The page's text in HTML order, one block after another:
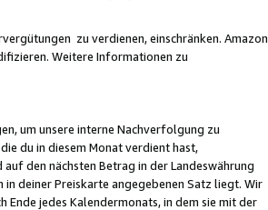
zu verdienen, einschränken. Amazon
Weitere Informationen zu
um unsere interne Nachverfolgung zu
du in diesem Monat verdient hast,
den nächsten Betrag in der Landeswährung
deiner Preiskarte angegebenen Satz liegt. Wir
jedes Kalendermonats, in dem sie mit der